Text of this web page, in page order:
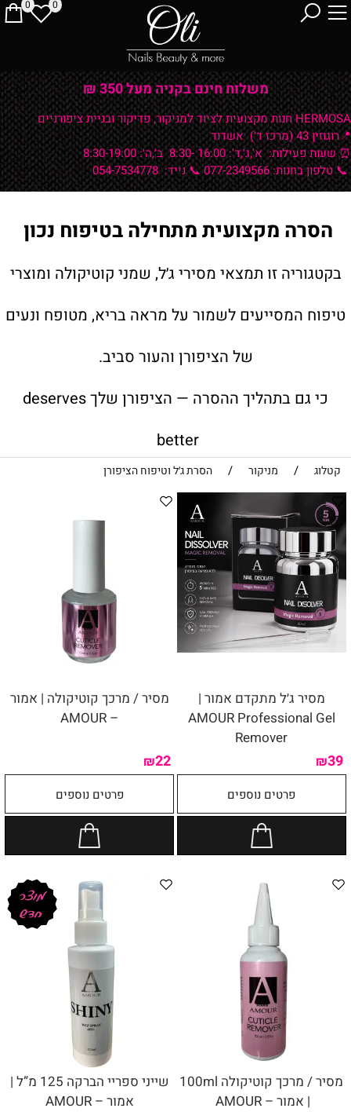
משלוח חינם בקניה מעל 350 ₪
HERMOSA חנות מקצועית לציוד למניקור, פדיקור ובניית ציפורניים
📍רוגוזין 43 (מרכז ד׳) אשדוד
⏰ שעות פעילות:א',ג׳,ד': 16:00 -8:30 ב׳,ה׳: 8:30-19:00
📞 טלפון בחנות: 077-2349566
📞 נייד: 054-7534778
0 0
הסרה מקצועית מתחילה בטיפוח נכון
בקטגוריה זו תמצאי מסירי ג׳ל, שמני קוטיקולה ומוצרי
טיפוח המסייעים לשמור על מראה בריא, מטופח ונעים
של הציפורן והעור סביב.
כי גם בתהליך ההסרה — הציפורן שלך deserves
better
קטלוג / מניקור / הסרת ג׳ל וטיפוח הציפורן
מסיר ג׳ל מתקדם אמור |
AMOUR Professional Gel
Remover
₪39
פרטים נוספים
מסיר / מרכך קוטיקולה | אמור
– AMOUR
₪22
פרטים נוספים
מסיר / מרכך קוטיקולה 100ml
| אמור – AMOUR
שייני ספריי הברקה 125 מ”ל |
אמור – AMOUR